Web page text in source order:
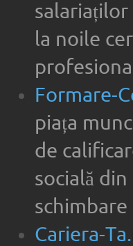
salariaților
la noile
Formare-
piața
de
socială
Cariera-